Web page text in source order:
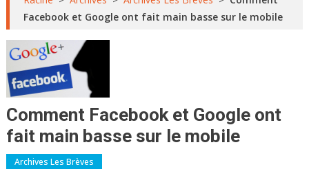
Facebook et Google ont fait main basse sur le mobile
Comment Facebook et Google ont
fait main basse sur le mobile
Archives Les Brèves